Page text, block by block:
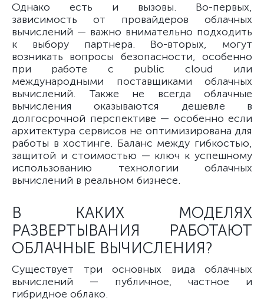
Однако есть и вызовы. Во-первых,
зависимость от провайдеров облачных
вычислений — важно внимательно подходить
к выбору партнера. Во-вторых, могут
возникать вопросы безопасности, особенно
при работе с public cloud или
международными поставщиками облачных
вычислений. Также не всегда облачные
вычисления оказываются дешевле в
долгосрочной перспективе — особенно если
архитектура сервисов не оптимизирована для
работы в хостинге. Баланс между гибкостью,
защитой и стоимостью — ключ к успешному
использованию технологии облачных
вычислений в реальном бизнесе.
В КАКИХ МОДЕЛЯХ
РАЗВЕРТЫВАНИЯ РАБОТАЮТ
ОБЛАЧНЫЕ ВЫЧИСЛЕНИЯ?
Существует три основных вида облачных
вычислений — публичное, частное и
гибридное облако.